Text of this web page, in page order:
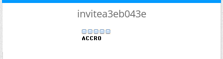
invitea3eb043e